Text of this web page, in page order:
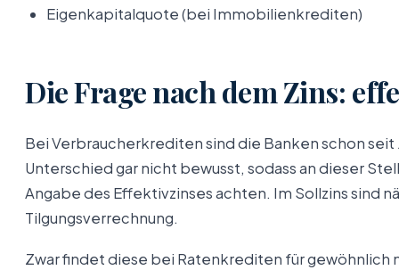
Eigenkapitalquote (bei Immobilienkrediten)
Die Frage nach dem Zins:
Bei Verbraucherkrediten sind die Banken schon
Unterschied gar nicht bewusst, sodass an dieser
Angabe des Effektivzinses achten. Im Sollzins
Tilgungsverrechnung.
Zwar findet diese bei Ratenkrediten für